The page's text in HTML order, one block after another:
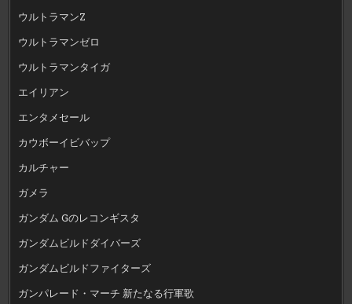
ウルトラマンZ
ウルトラマンゼロ
ウルトラマンタイガ
エイリアン
エンタメセール
カウボーイビバップ
カルチャー
ガメラ
ガンダム Gのレコンギスタ
ガンダムビルドダイバーズ
ガンダムビルドファイターズ
ガンパレード・マーチ 新たなる行軍歌